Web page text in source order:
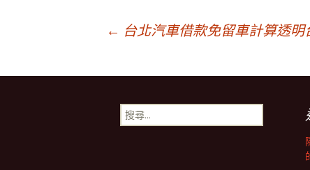
章
← 台北汽車借款免留車計算透
搜
尋